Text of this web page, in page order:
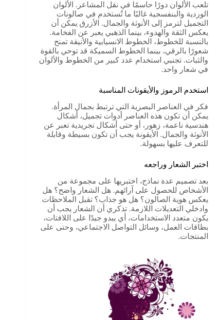
تلعب الألوان دورًا حاسمًا في نقل المشاعر. الألوان
الوردية والبنفسجية غالبًا ما تُستخدم في صالونات
التجميل لترمز إلى الأنوثة والجمال. الأزرق يمكن أن
يعكس الثقة والهدوء، بينما الذهبي يعبر عن الفخامة.
بالنسبة للخطوط، الخطوط الانسيابية والأنيقة تمنح
شعورًا بالرقي، بينما الخطوط السميكة قد توحي بالقوة
والثبات. تجنبي استخدام عدد كبير من الخطوط والألوان
في شعار واحد.
استخدم الرموز والأيقونات المناسبة
فكر في العناصر البصرية التي ترتبط بجمال المرأة.
يمكن أن تكون هذه العناصر أدوات تجميل، أشكال
هندسية ناعمة، زهور، أو حتى أشكال تجريدية تعبر عن
الأنوثة والجمال. الأيقونة يجب أن تكون بسيطة وقابلة
للتعرف عليها بسهولة.
اختبر الشعار وراجعه
بعد تصميم عدة نماذج، اختبريها على مجموعة من
الأشخاص للحصول على آرائهم. هل الشعار واضح؟ هل
يعكس هوية الصالون؟ هل هو جذاب؟ تقبل الملاحظات
وادخلي التعديلات اللازمة. تذكري أن الشعار يجب أن
يكون متعدد الاستخدامات، أي يبدو جيدًا على اللافتات،
بطاقات العمل، وسائل التواصل الاجتماعي، وحتى على
المنتجات.